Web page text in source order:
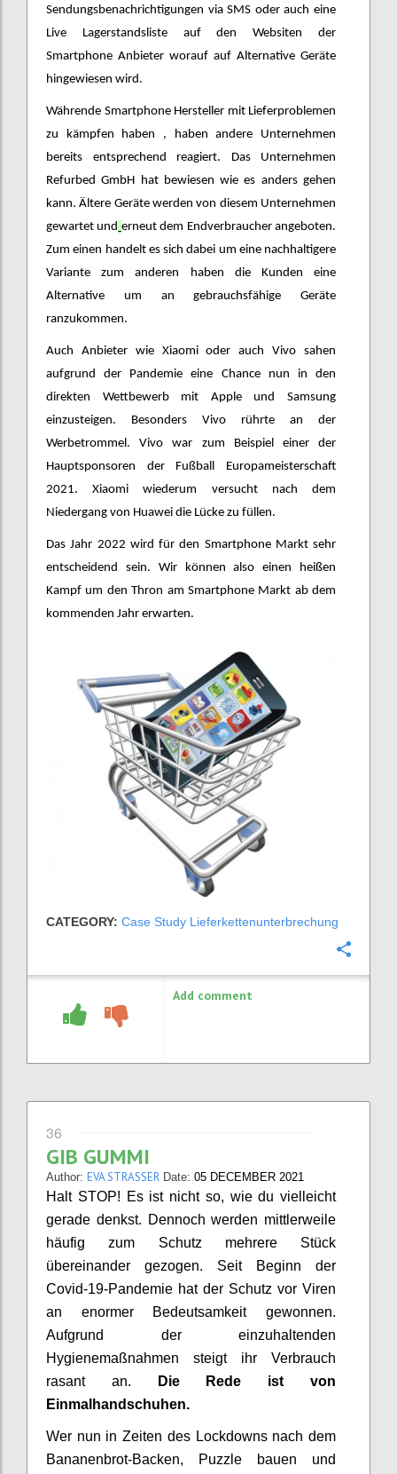
Sendungsbenachrichtigungen via SMS oder auch eine
Live Lagerstandsliste auf den Websiten der
Smartphone Anbieter worauf auf Alternative Geräte
hingewiesen wird.
Währende Smartphone Hersteller mit Lieferproblemen
zu kämpfen haben , haben andere Unternehmen
bereits entsprechend reagiert. Das Unternehmen
Refurbed GmbH hat bewiesen wie es anders gehen
kann. Ältere Geräte werden von diesem Unternehmen
gewartet und erneut dem Endverbraucher angeboten.
Zum einen handelt es sich dabei um eine nachhaltigere
Variante zum anderen haben die Kunden eine
Alternative um an gebrauchsfähige Geräte
ranzukommen.
Auch Anbieter wie Xiaomi oder auch Vivo sahen
aufgrund der Pandemie eine Chance nun in den
direkten Wettbewerb mit Apple und Samsung
einzusteigen. Besonders Vivo rührte an der
Werbetrommel. Vivo war zum Beispiel einer der
Hauptsponsoren der Fußball Europameisterschaft
2021. Xiaomi wiederum versucht nach dem
Niedergang von Huawei die Lücke zu füllen.
Das Jahr 2022 wird für den Smartphone Markt sehr
entscheidend sein. Wir können also einen heißen
Kampf um den Thron am Smartphone Markt ab dem
kommenden Jahr erwarten.
CATEGORY: Case Study Lieferkettenunterbrechung
Add comment
36
GIB GUMMI
Author: EVA STRASSER Date: 05 DECEMBER 2021
Halt STOP! Es ist nicht so, wie du vielleicht
gerade denkst. Dennoch werden mittlerweile
häufig zum Schutz mehrere Stück
übereinander gezogen. Seit Beginn der
Covid-19-Pandemie hat der Schutz vor Viren
an enormer Bedeutsamkeit gewonnen.
Aufgrund der einzuhaltenden
Hygienemaßnahmen steigt ihr Verbrauch
rasant an.
Die Rede ist von
Einmalhandschuhen.
Wer nun in Zeiten des Lockdowns nach dem
Bananenbrot-Backen, Puzzle bauen und